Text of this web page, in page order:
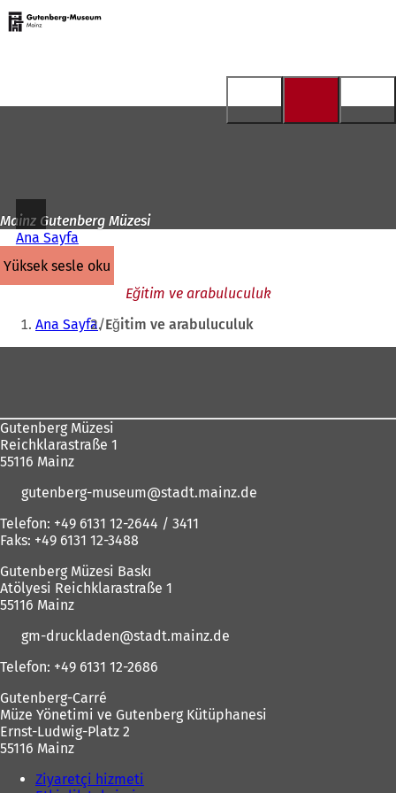
İçeriğe atla
Ana
sayfaya
Mainz Gutenberg Müzesi
Ana Sayfa
yüksek sesle oku
Eğitim ve arabuluculuk
Buradasınız:
Ana Sayfa Eğitim ve arabuluculuk
Gutenberg Müzesi
Reichklarastraße 1
55116 Mainz
gutenberg-museum
stadt.mainz de
Telefon: +49 6131 12-2644 / 3411
Faks: +49 6131 12-3488
Gutenberg Müzesi Baskı
Atölyesi Reichklarastraße 1
55116 Mainz
gm-druckladen
stadt.mainz de
Telefon: +49 6131 12-2686
Gutenberg-Carré
Müze Yönetimi ve Gutenberg Kütüphanesi
Ernst-Ludwig-Platz 2
55116 Mainz
Ziyaretçi hizmeti